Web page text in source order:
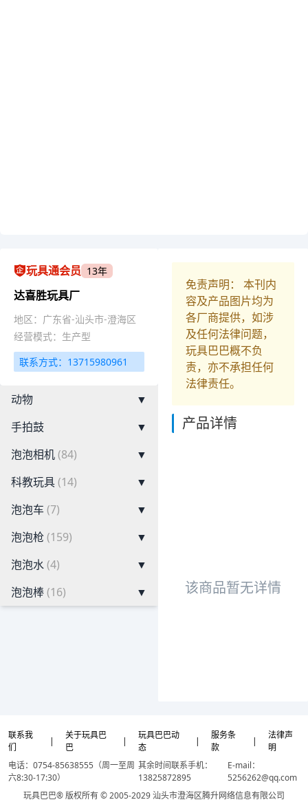
玩具通会员 13年
达喜胜玩具厂
地区：广东省-汕头市-澄海区
经营模式：生产型
联系方式：13715980961
动物
▼
手拍鼓
▼
泡泡相机(84)
▼
科教玩具(14)
▼
泡泡车 (7)
▼
泡泡枪 (159)
▼
泡泡水(4)
▼
泡泡棒(16) ▼
免责声明： 本刊内
容及产品图片均为
各厂商提供，如涉
及任何法律问题，
玩具巴巴概不负
责，亦不承担任何
法律责任。
产品详情
该商品暂无详情
联系我
们
|
关于玩具巴
巴
|
玩具巴巴动
态
|
服务条
款
|
法律声
明
电话：0754-85638555（周一至周
六8:30-17:30）
其余时间联系手机：
13825872895
E-mail：
5256262@qq.com
玩具巴巴® 版权所有 © 2005-2029 汕头市澄海区腾升网络信息有限公司